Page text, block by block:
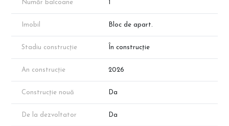
vânzări. Suprafața exactă va reieși în urma măsurătorilor
cadastrale.
Număr balcoane 1
Imobil Bloc de apart.
Stadiu construcție În construcție
An construcție 2026
Construcție nouă Da
De la dezvoltator Da